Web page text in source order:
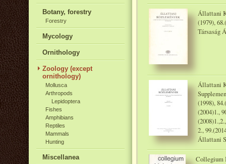
Botany, forestry
Forestry
Mycology
Ornithology
Zoology (except
ornithology)
Mollusca
Arthropods
Lepidoptera
Fishes
Amphibians
Reptiles
Mammals
Hunting
Miscellanea
Állattani
(1979),
Társaság
Állattani
(1998),
(2004)1.,
2.,
Állattani
Collegium